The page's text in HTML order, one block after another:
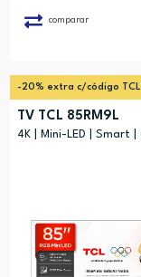
comparar
-20% extra c/código
TV TCL 85RM9L
4K | Mini-LED | Smart